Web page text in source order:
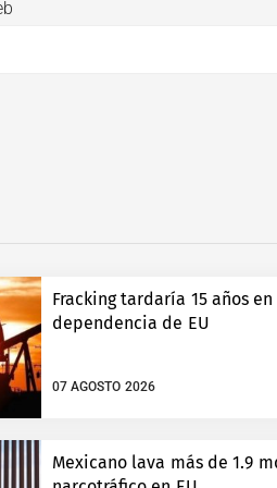
Fracking tardaría 15 años
dependencia de EU
07 AGOSTO 2026
Mexicano lava más de 1.9